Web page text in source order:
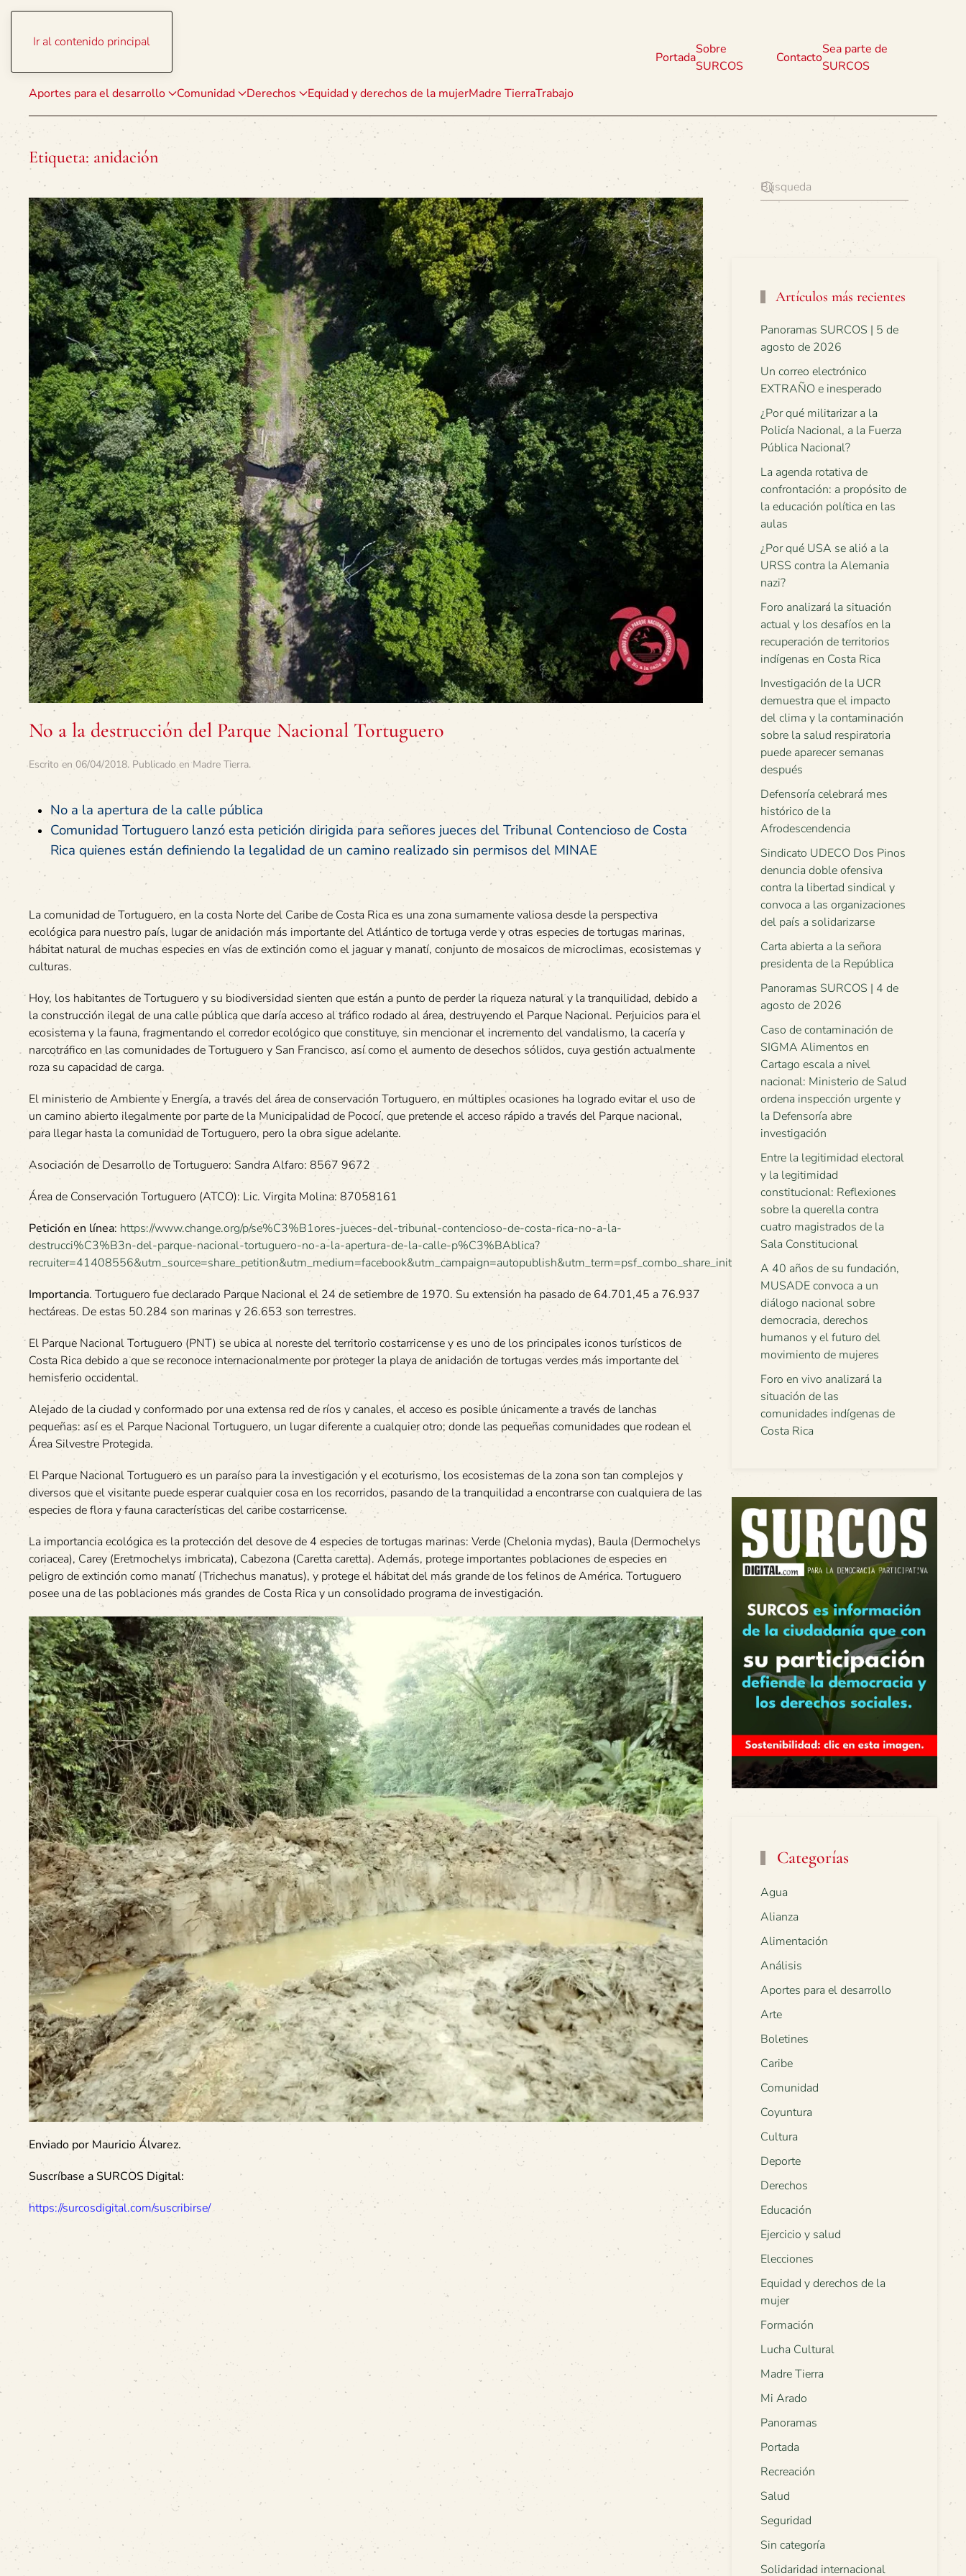
Ir al contenido principal
Aportes para el desarrollo Comunidad Derechos Equidad y derechos de la mujerMadre TierraTrabajo
Portada
Sobre
SURCOS
Contacto
Sea parte de
SURCOS
Etiqueta: anidación
No a la destrucción del Parque Nacional Tortuguero
Escrito en 06/04/2018. Publicado enMadre Tierra.
No a la apertura de la calle pública
Comunidad Tortuguero lanzó esta petición dirigida para señores jueces del Tribunal Contencioso de Costa
Rica quienes están definiendo la legalidad de un camino realizado sin permisos del MINAE
La comunidad de Tortuguero, en la costa Norte del Caribe de Costa Rica es una zona sumamente valiosa desde la perspectiva
ecológica para nuestro país, lugar de anidación más importante del Atlántico de tortuga verde y otras especies de tortugas marinas,
hábitat natural de muchas especies en vías de extinción como el jaguar y manatí, conjunto de mosaicos de microclimas, ecosistemas y
culturas.
Hoy, los habitantes de Tortuguero y su biodiversidad sienten que están a punto de perder la riqueza natural y la tranquilidad, debido a
la construcción ilegal de una calle pública que daría acceso al tráfico rodado al área, destruyendo el Parque Nacional. Perjuicios para el
ecosistema y la fauna, fragmentando el corredor ecológico que constituye, sin mencionar el incremento del vandalismo, la cacería y
narcotráfico en las comunidades de Tortuguero y San Francisco, así como el aumento de desechos sólidos, cuya gestión actualmente
roza su capacidad de carga.
El ministerio de Ambiente y Energía, a través del área de conservación Tortuguero, en múltiples ocasiones ha logrado evitar el uso de
un camino abierto ilegalmente por parte de la Municipalidad de Pococí, que pretende el acceso rápido a través del Parque nacional,
para llegar hasta la comunidad de Tortuguero, pero la obra sigue adelante.
Asociación de Desarrollo de Tortuguero: Sandra Alfaro: 8567 9672
Área de Conservación Tortuguero (ATCO): Lic. Virgita Molina: 87058161
Petición en línea: https://www.change.org/p/se%C3%B1ores-jueces-del-tribunal-contencioso-de-costa-rica-no-a-la-
destrucci%C3%B3n-del-parque-nacional-tortuguero-no-a-la-apertura-de-la-calle-p%C3%BAblica?
recruiter=41408556&utm_source=share_petition&utm_medium=facebook&utm_campaign=autopublish&utm_term=psf_combo_share_initial
Importancia. Tortuguero fue declarado Parque Nacional el 24 de setiembre de 1970. Su extensión ha pasado de 64.701,45 a 76.937
hectáreas. De estas 50.284 son marinas y 26.653 son terrestres.
El Parque Nacional Tortuguero (PNT) se ubica al noreste del territorio costarricense y es uno de los principales iconos turísticos de
Costa Rica debido a que se reconoce internacionalmente por proteger la playa de anidación de tortugas verdes más importante del
hemisferio occidental.
Alejado de la ciudad y conformado por una extensa red de ríos y canales, el acceso es posible únicamente a través de lanchas
pequeñas: así es el Parque Nacional Tortuguero, un lugar diferente a cualquier otro; donde las pequeñas comunidades que rodean el
Área Silvestre Protegida.
El Parque Nacional Tortuguero es un paraíso para la investigación y el ecoturismo, los ecosistemas de la zona son tan complejos y
diversos que el visitante puede esperar cualquier cosa en los recorridos, pasando de la tranquilidad a encontrarse con cualquiera de las
especies de flora y fauna características del caribe costarricense.
La importancia ecológica es la protección del desove de 4 especies de tortugas marinas: Verde (Chelonia mydas), Baula (Dermochelys
coriacea), Carey (Eretmochelys imbricata), Cabezona (Caretta caretta). Además, protege importantes poblaciones de especies en
peligro de extinción como manatí (Trichechus manatus), y protege el hábitat del más grande de los felinos de América. Tortuguero
posee una de las poblaciones más grandes de Costa Rica y un consolidado programa de investigación.
Enviado por Mauricio Álvarez.
Suscríbase a SURCOS Digital:
https://surcosdigital.com/suscribirse/
Artículos más recientes
Panoramas SURCOS | 5 de
agosto de 2026
Un correo electrónico
EXTRAÑO e inesperado
¿Por qué militarizar a la
Policía Nacional, a la Fuerza
Pública Nacional?
La agenda rotativa de
confrontación: a propósito de
la educación política en las
aulas
¿Por qué USA se alió a la
URSS contra la Alemania
nazi?
Foro analizará la situación
actual y los desafíos en la
recuperación de territorios
indígenas en Costa Rica
Investigación de la UCR
demuestra que el impacto
del clima y la contaminación
sobre la salud respiratoria
puede aparecer semanas
después
Defensoría celebrará mes
histórico de la
Afrodescendencia
Sindicato UDECO Dos Pinos
denuncia doble ofensiva
contra la libertad sindical y
convoca a las organizaciones
del país a solidarizarse
Carta abierta a la señora
presidenta de la República
Panoramas SURCOS | 4 de
agosto de 2026
Caso de contaminación de
SIGMA Alimentos en
Cartago escala a nivel
nacional: Ministerio de Salud
ordena inspección urgente y
la Defensoría abre
investigación
Entre la legitimidad electoral
y la legitimidad
constitucional: Reflexiones
sobre la querella contra
cuatro magistrados de la
Sala Constitucional
A 40 años de su fundación,
MUSADE convoca a un
diálogo nacional sobre
democracia, derechos
humanos y el futuro del
movimiento de mujeres
Foro en vivo analizará la
situación de las
comunidades indígenas de
Costa Rica
Categorías
Agua
Alianza
Alimentación
Análisis
Aportes para el desarrollo
Arte
Boletines
Caribe
Comunidad
Coyuntura
Cultura
Deporte
Derechos
Educación
Ejercicio y salud
Elecciones
Equidad y derechos de la
mujer
Formación
Lucha Cultural
Madre Tierra
Mi Arado
Panoramas
Portada
Recreación
Salud
Seguridad
Sin categoría
Solidaridad internacional